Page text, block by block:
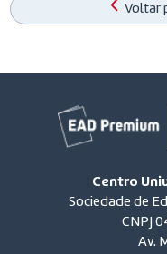
Voltar
Centro
Sociedade de
CNPJ
Av.